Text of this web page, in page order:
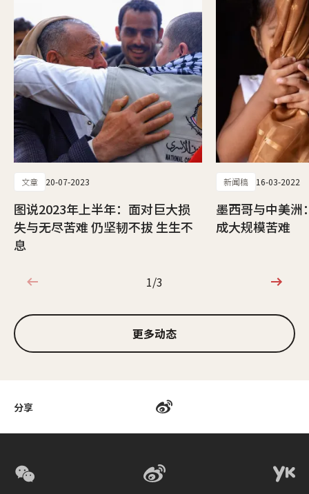
分享
文章 20-07-2023
图说2023年上半年：面对巨大损
失与无尽苦难 仍坚韧不拔 生生不
息
新闻稿 16-03-2022
墨西哥与中美洲
成大规模苦难
1/3
1/3
更多动态